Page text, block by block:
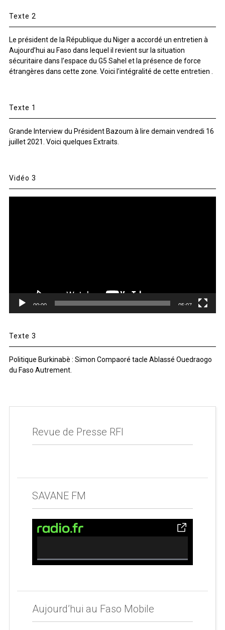
Texte 2
Le président de la République du Niger a accordé un entretien à
Aujourd’hui au Faso dans lequel il revient sur la situation
sécuritaire dans l’espace du G5 Sahel et la présence de force
étrangères dans cette zone. Voici l’intégralité de cette entretien .
Texte 1
Grande Interview du Président Bazoum à lire demain vendredi 16
juillet 2021. Voici quelques Extraits.
Vidéo 3
00:00 05:07
Texte 3
Politique Burkinabè : Simon Compaoré tacle Ablassé Ouedraogo
du Faso Autrement.
Revue de Presse RFI
SAVANE FM
0% Complete
Aujourd’hui au Faso Mobile